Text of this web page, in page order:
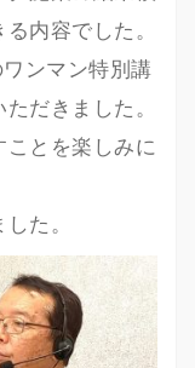
内容でした。
ンマン特別講
だきました。
ことを楽しみに
た。